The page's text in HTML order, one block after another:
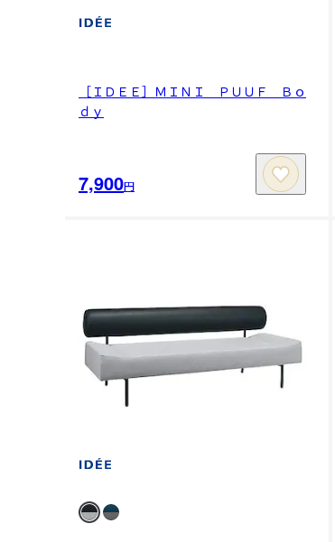
［ＩＤＥＥ］ＭＩＮＩ ＰＵＵＦ Ｂｏ
ｄｙ
7,900円